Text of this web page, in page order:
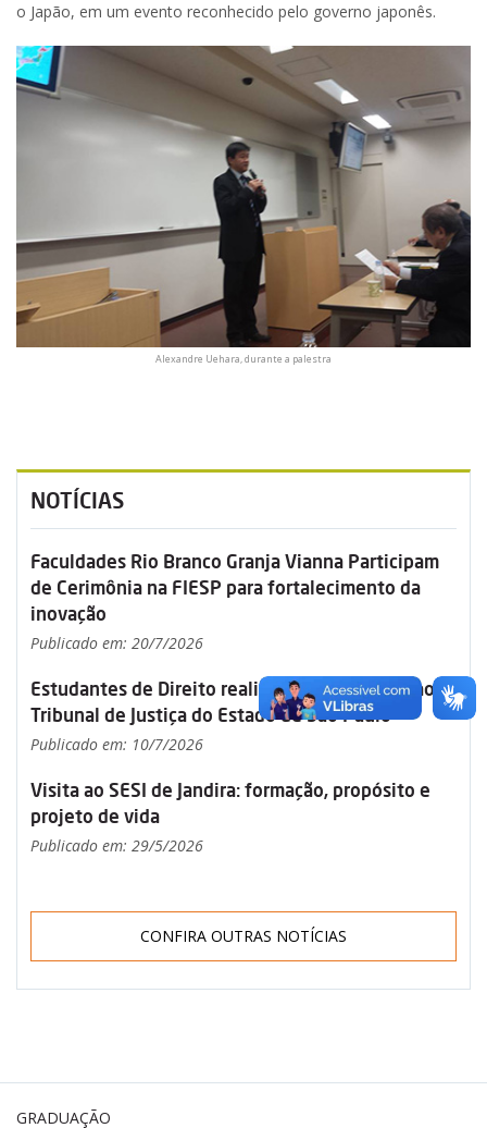
o Japão, em um evento reconhecido pelo governo japonês.
Alexandre Uehara, durante a palestra
NOTÍCIAS
Faculdades Rio Branco Granja Vianna Participam
de Cerimônia na FIESP para fortalecimento da
inovação
Publicado em: 20/7/2026
Estudantes de Direito realizam visita técnica ao
Tribunal de Justiça do Estado de São Paulo
Publicado em: 10/7/2026
Visita ao SESI de Jandira: formação, propósito e
projeto de vida
Publicado em: 29/5/2026
CONFIRA OUTRAS NOTÍCIAS
GRADUAÇÃO